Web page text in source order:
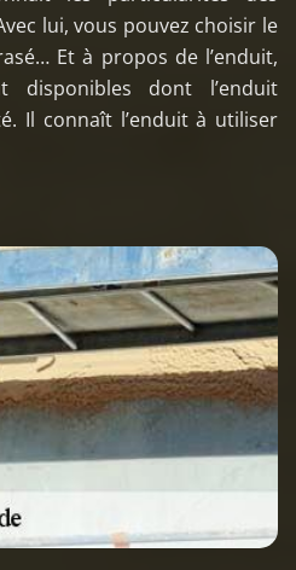
lui, vous pouvez choisir le
Et à propos de l’enduit,
disponibles dont l’enduit
Il connaît l’enduit à utiliser